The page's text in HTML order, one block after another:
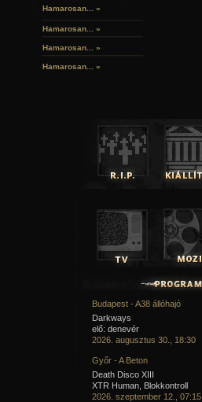
Hamarosan... »
Hamarosan... »
Hamarosan... »
Hamarosan... »
Budapest - A38 állóhajó
Darkways
elő: denevér
2026. augusztus 30., 18:30
Győr - A Beton
Death Disco XIII
XTR Human, Blokkontroll
2026. szeptember 12., 07:15